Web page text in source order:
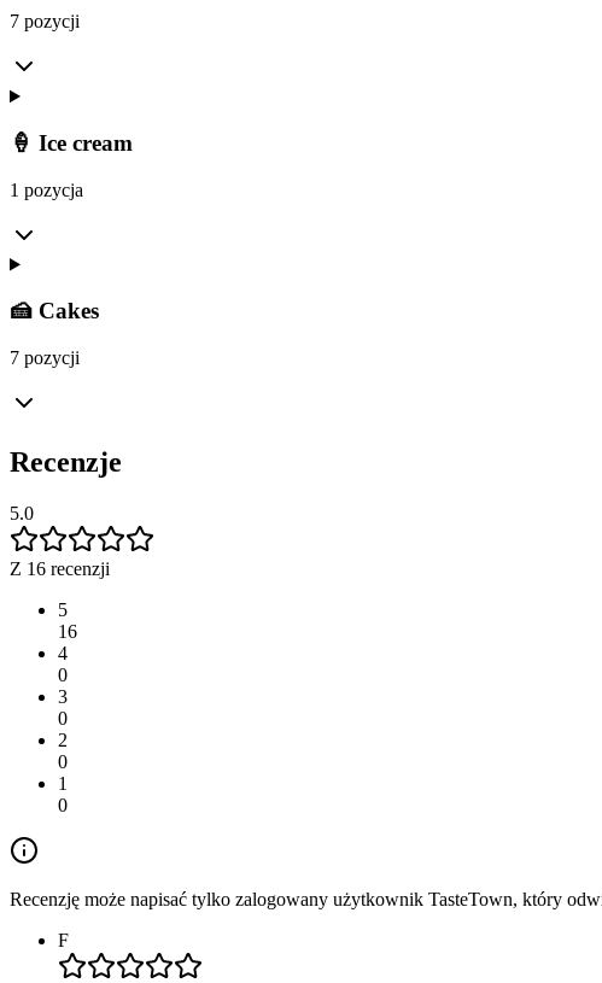
7 pozycji
🍦 Ice cream
1 pozycja
🍰 Cakes
7 pozycji
Recenzje
5.0
Z 16 recenzji
5
16
4
0
3
0
2
0
1
0
Recenzję może napisać tylko zalogowany użytkownik TasteTown, który
F